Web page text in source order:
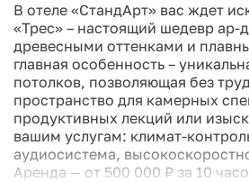
В отеле «СтандАрт» вас ждет
«Трес» – настоящий шедевр ар-
древесными оттенками и
главная особенность –
потолков, позволяющая без
пространство для камерных
продуктивных лекций или
вашим услугам: климат-
аудиосистема,
Аренда — от 500 000 ₽ за 10